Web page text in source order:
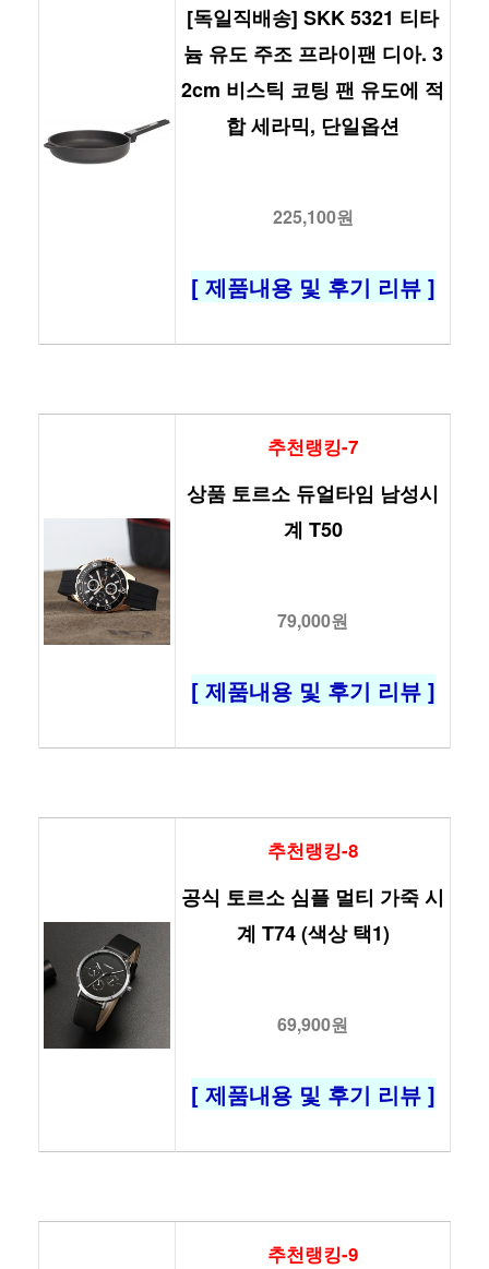
[독일직배송] SKK 5321 티타
늄 유도 주조 프라이팬 디아. 3
2cm 비스틱 코팅 팬 유도에 적
합 세라믹, 단일옵션
225,100원
[ 제품내용 및 후기 리뷰 ]
추천랭킹-7
상품 토르소 듀얼타임 남성시
계 T50
79,000원
[ 제품내용 및 후기 리뷰 ]
추천랭킹-8
공식 토르소 심플 멀티 가죽 시
계 T74 (색상 택1)
69,900원
[ 제품내용 및 후기 리뷰 ]
추천랭킹-9